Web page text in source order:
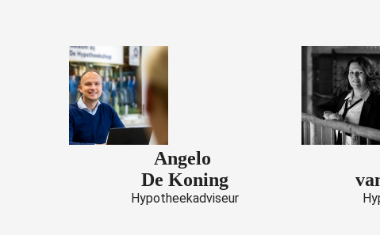
Angelo
De Koning
Hypotheekadviseur